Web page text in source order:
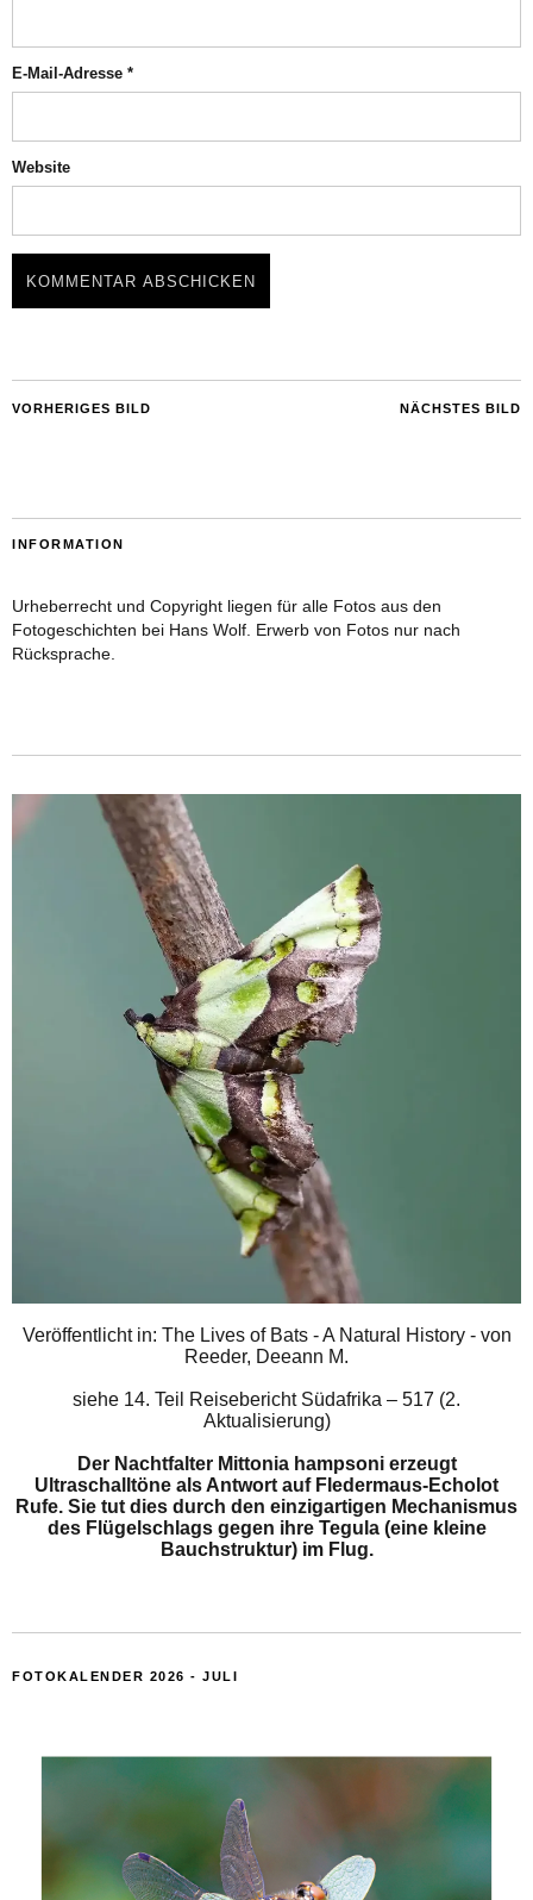
E-Mail-Adresse *
Website
NÄCHSTES BILD
VORHERIGES BILD
INFORMATION
Urheberrecht und Copyright liegen für alle Fotos aus den
Fotogeschichten bei Hans Wolf. Erwerb von Fotos nur nach
Rücksprache.
Veröffentlicht in: The Lives of Bats - A Natural History - von
Reeder, Deeann M.
siehe 14. Teil Reisebericht Südafrika – 517 (2.
Aktualisierung)
Der Nachtfalter Mittonia hampsoni erzeugt
Ultraschalltöne als Antwort auf Fledermaus-Echolot
Rufe. Sie tut dies durch den einzigartigen Mechanismus
des Flügelschlags gegen ihre Tegula (eine kleine
Bauchstruktur) im Flug.
FOTOKALENDER 2026 - JULI